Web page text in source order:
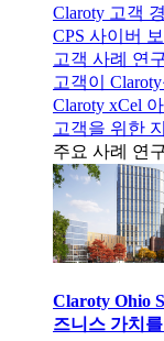
Claroty 고객
CPS 사이버
고객 사례 연
고객이
Claroty xCel
고객을 위한
주요 사례 연
Claroty Ohio
즈니스 가치